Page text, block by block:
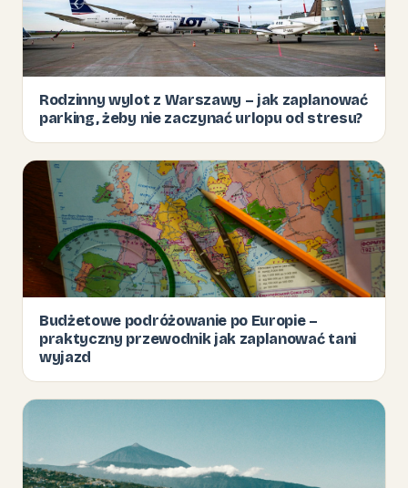
Rodzinny wylot z Warszawy – jak zaplanować
parking, żeby nie zaczynać urlopu od stresu?
Budżetowe podróżowanie po Europie –
praktyczny przewodnik jak zaplanować tani
wyjazd